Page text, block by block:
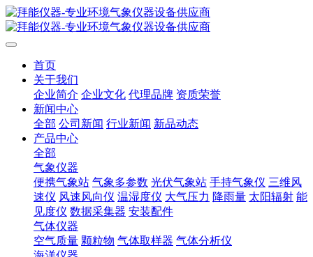
首页
关于我们
企业简介 企业文化 代理品牌 资质荣誉
新闻中心
全部 公司新闻 行业新闻 新品动态
产品中心
全部
气象仪器
便携气象站 气象多参数 光伏气象站 手持气象仪 三维风
速仪 风速风向仪 温湿度仪 大气压力 降雨量 太阳辐射 能
见度仪 数据采集器 安装配件
气体仪器
空气质量 颗粒物 气体取样器 气体分析仪